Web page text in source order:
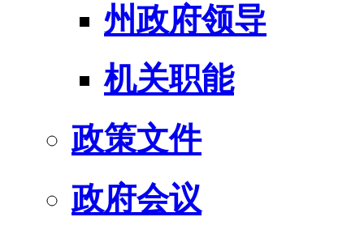
州政府领导
机关职能
政策文件
政府会议